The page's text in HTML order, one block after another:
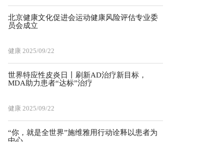
北京健康文化促进会运动健康风险评估专业委
员会成立
健康 2025/09/22
世界特应性皮炎日丨刷新AD治疗新目标，
MDA助力患者“达标”治疗
健康 2025/09/22
“你，就是全世界”施维雅用行动诠释以患者为